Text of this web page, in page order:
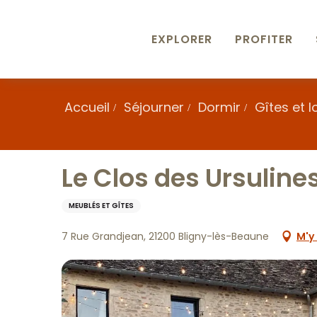
EXPLORER PROFITER
Accueil Séjourner Dormir Gîtes et
Le Clos des
MEUBLÉS ET GÎTES
7 Rue Grandjean, 21200 Bligny-lès-Beaune